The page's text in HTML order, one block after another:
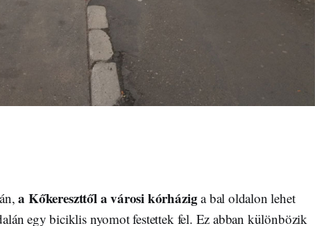
a Kőkereszttől a városi kórháziga bal oldalon lehet
egy biciklis nyomot festettek fel. Ez abban különbözik